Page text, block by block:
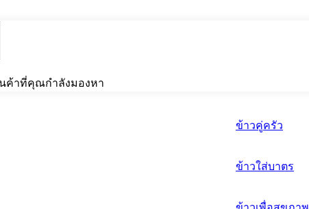
ค้าที่คุณกำลังมองหา
ข้าวคู่ครัว
ข้าวใส่บาตร